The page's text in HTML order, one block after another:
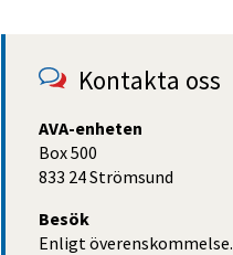
Kontakta oss
AVA-enheten
Box 500
833 24 Strömsund
Besök
Enligt överenskommelse.